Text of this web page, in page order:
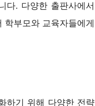
다. 다양한 출판사에서
학부모와 교육자들에게
하기 위해 다양한 전략